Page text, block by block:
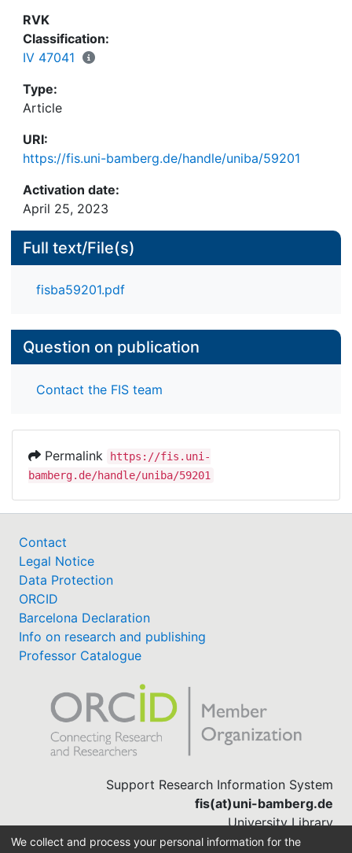
RVK
Classification:
IV 47041
Type:
Article
URI:
https://fis.uni-bamberg.de/handle/uniba/59201
Activation date:
April 25, 2023
Full text/File(s)
fisba59201.pdf
Question on publication
Contact the FIS team
Permalink
https://fis.uni-
bamberg.de/handle/uniba/59201
Contact
Legal Notice
Data Protection
ORCID
Barcelona Declaration
Info on research and publishing
Professor Catalogue
Support Research Information System
fis(at)uni-bamberg.de
University Library
(0951) 863-1568
We collect and process your personal information for the